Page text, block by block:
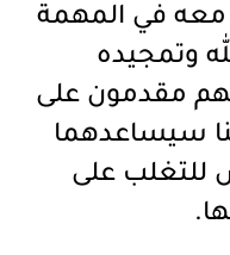
معه في المهمة
وتمجيده
مقدمون على
سيساعدهما
للتغلب على